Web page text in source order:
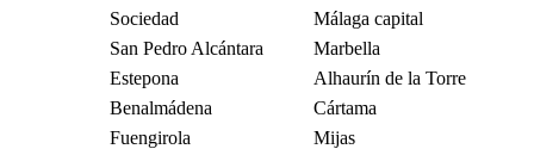
Sociedad
Málaga capital
San Pedro Alcántara
Marbella
Estepona
Alhaurín de la Torre
Benalmádena
Cártama
Fuengirola
Mijas